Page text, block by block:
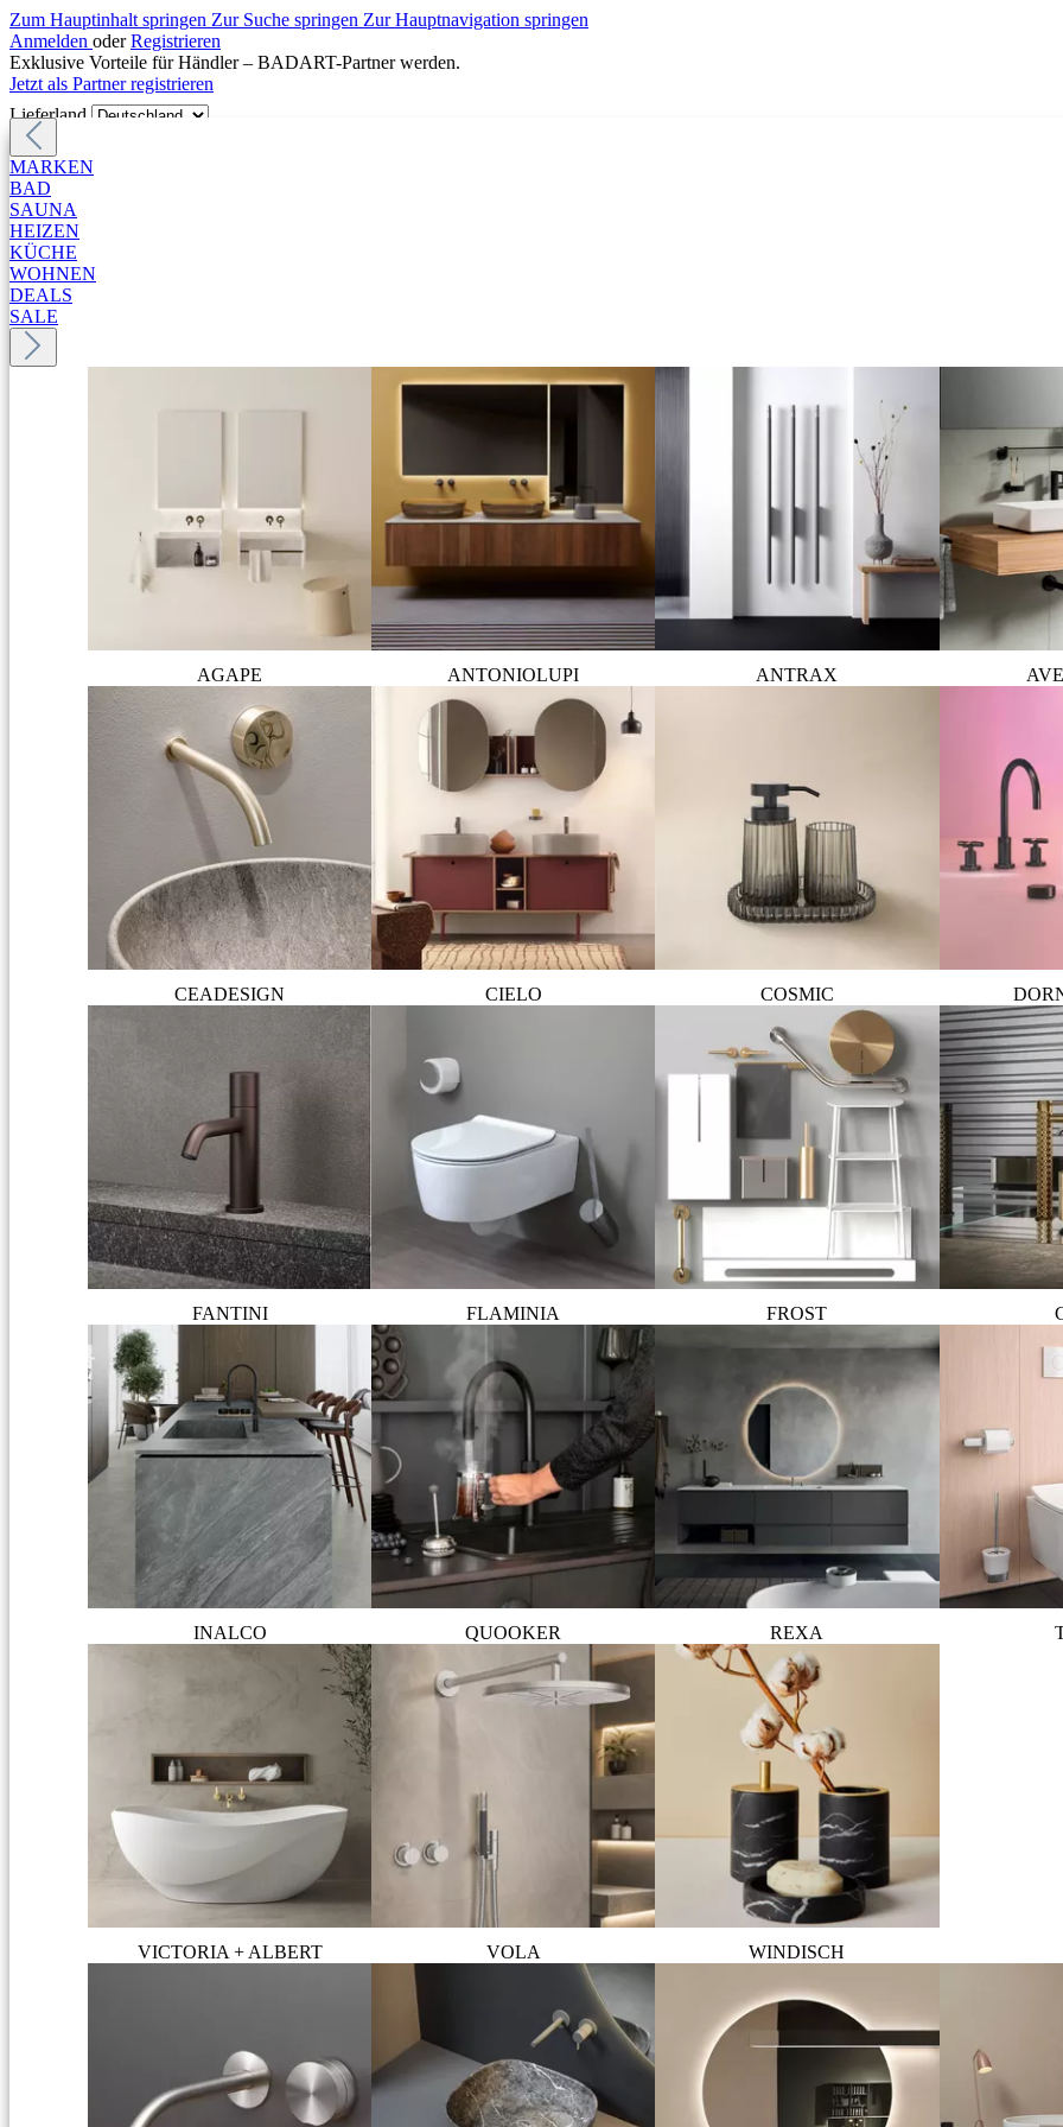
Zum Hauptinhalt springen Zur Suche springen Zur Hauptnavigation springen
Anmelden oder Registrieren
Exklusive Vorteile für Händler – BADART-Partner werden.
Jetzt als Partner registrieren
Lieferland
MARKEN
BAD
SAUNA
HEIZEN
KÜCHE
WOHNEN
DEALS
SALE
AGAPE ANTONIOLUPI ANTRAX
CEADESIGN CIELO COSMIC
FANTINI FLAMINIA FROST
INALCO QUOOKER REXA
VICTORIA + ALBERT VOLA WINDISCH